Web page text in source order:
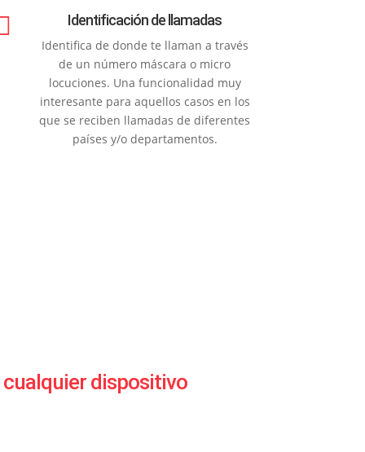
Identificación de llamadas
Identifica de donde te llaman a través
de un número máscara o micro
locuciones. Una funcionalidad muy
interesante para aquellos casos en los
que se reciben llamadas de diferentes
países y/o departamentos.
cualquier dispositivo